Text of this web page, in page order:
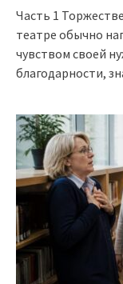
Часть 1
театре обычно
чувством своей
благодарности,